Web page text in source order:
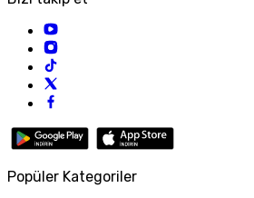
Popüler Kategoriler